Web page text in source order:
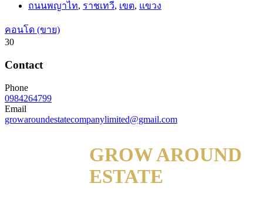
ถนนพญาไท, ราชเทวี, เขต, แขวง
คอนโด (ขาย)
30
Contact
Phone
0984264799
Email
growaroundestatecompanylimited@gmail.com
GROW AROUND
ESTATE